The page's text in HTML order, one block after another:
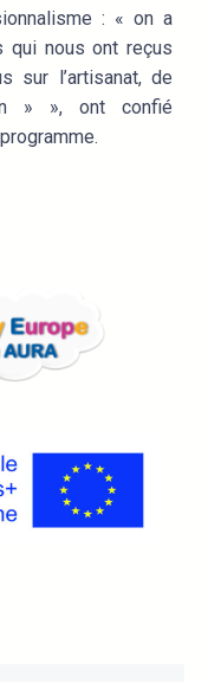
: « on a
qui nous ont reçus
sur l’artisanat, de
» », ont confié